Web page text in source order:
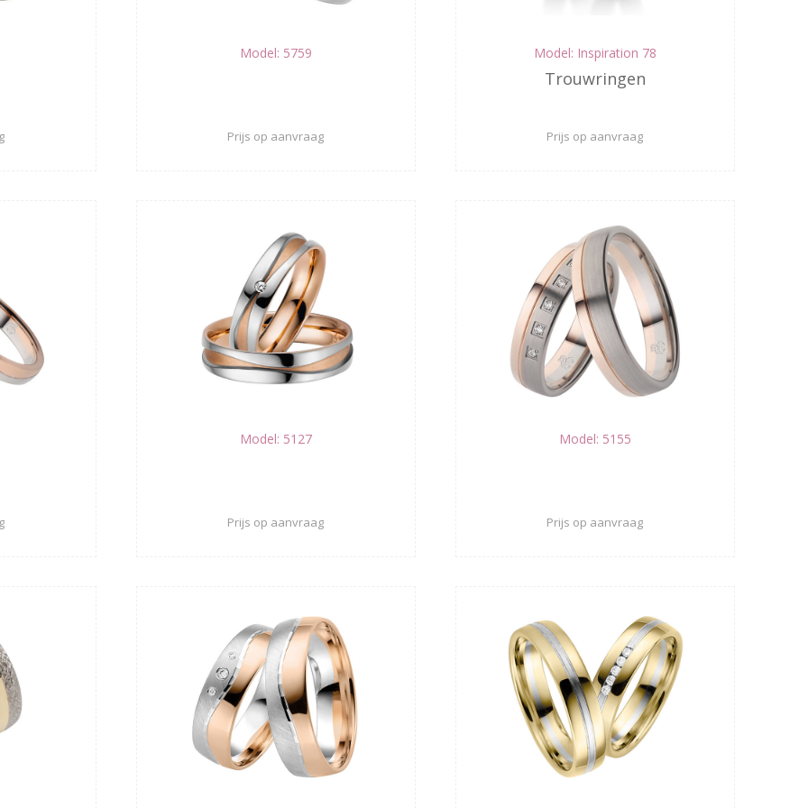
Model: 5759
Prijs op aanvraag
Model: Inspiration 78
Trouwringen
Prijs op aanvraag
Model: 5127
Prijs op aanvraag
Model: 5155
Prijs op aanvraag